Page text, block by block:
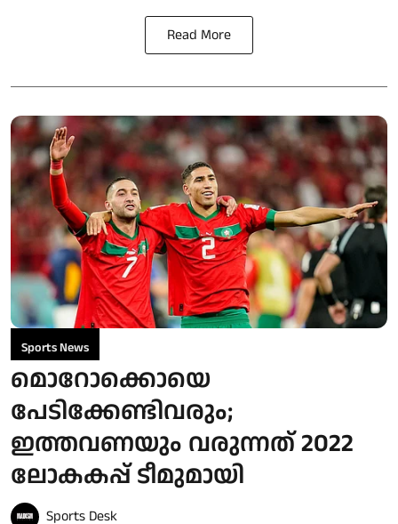
Read More
Sports News
മൊറോക്കൊയെ
പേടിക്കേണ്ടിവരും;
ഇത്തവണയും വരുന്നത് 2022
ലോകകപ്പ് ടീമുമായി
Sports Desk